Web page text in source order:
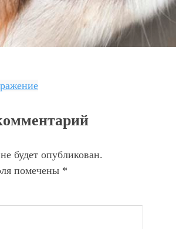
будет опубликован.
помечены *